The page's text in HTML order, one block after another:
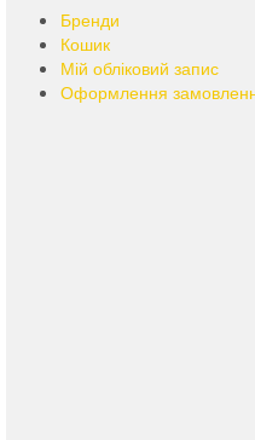
Бренди
Кошик
Мій обліковий запис
Оформлення